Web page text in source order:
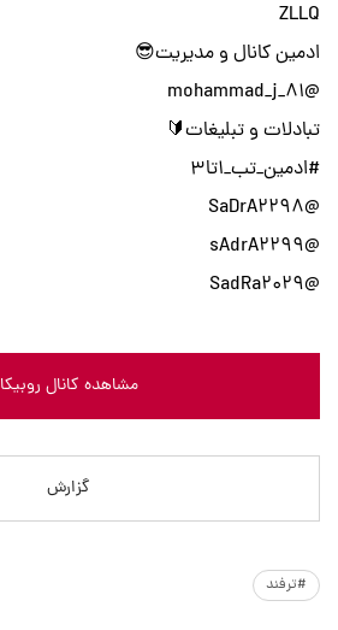
ZLLQ
ادمین کانال و مدیریت😎
@mohammad_j_81
تبادلات و تبلیغات🔰
#ادمین_تب_1تا3
@SaDrA2298
@sAdrA2299
@SadRa2029
مشاهده کانال روبیکا
گزارش
#ترفند